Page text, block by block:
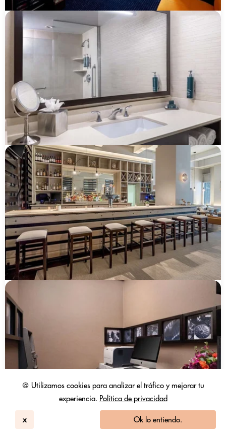
🍪 Utilizamos cookies para analizar el tráfico y mejorar tu
experiencia. Política de privacidad
x Ok lo entiendo.
Hilton New York Fashion District